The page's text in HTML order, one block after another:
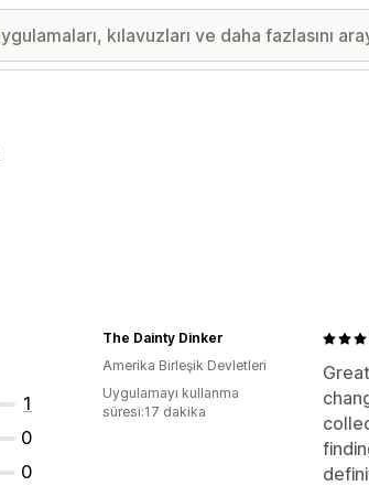
1
0
0
The Dainty Dinker
Amerika Birleşik Devletleri
Uygulamayı kullanma
süresi:17 dakika